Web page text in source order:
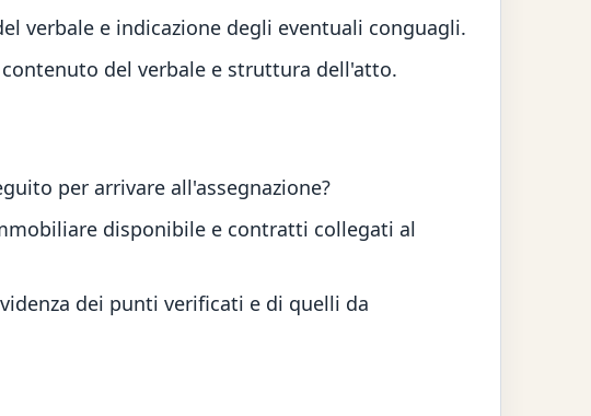
verbale e indicazione degli eventuali conguagli.
del verbale e struttura dell'atto.
per arrivare all'assegnazione?
disponibile e contratti collegati al
dei punti verificati e di quelli da